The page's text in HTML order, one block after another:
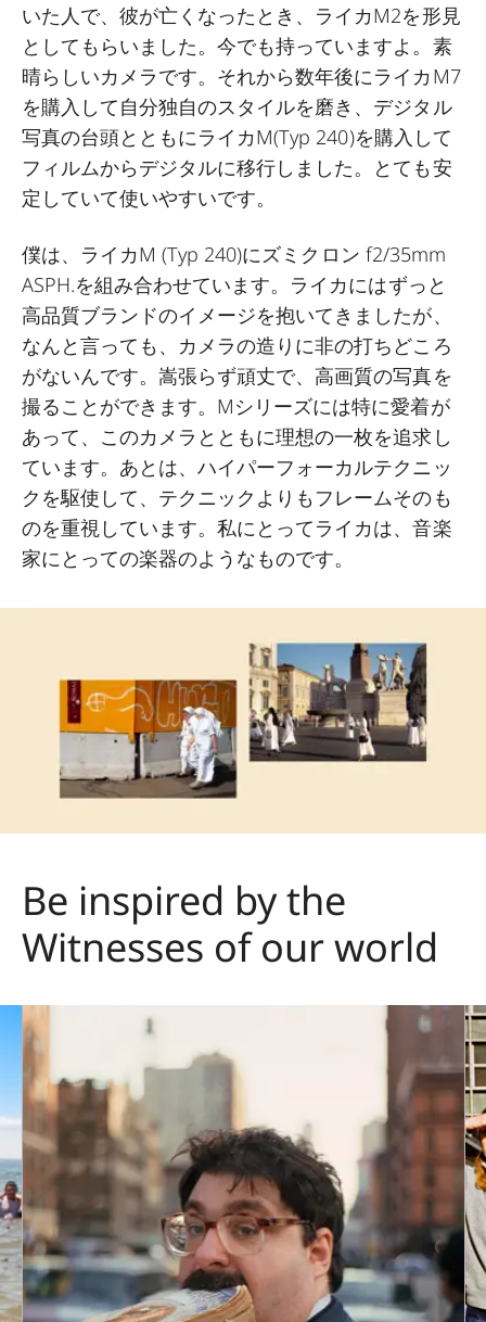
いた人で、彼が亡くなったとき、ライカM2を形見
としてもらいました。今でも持っていますよ。素
晴らしいカメラです。それから数年後にライカM7
を購入して自分独自のスタイルを磨き、デジタル
写真の台頭とともにライカM(Typ 240)を購入して
フィルムからデジタルに移行しました。とても安
定していて使いやすいです。
僕は、ライカM (Typ 240)にズミクロン f2/35mm
ASPH.を組み合わせています。ライカにはずっと
高品質ブランドのイメージを抱いてきましたが、
なんと言っても、カメラの造りに非の打ちどころ
がないんです。嵩張らず頑丈で、高画質の写真を
撮ることができます。Mシリーズには特に愛着が
あって、このカメラとともに理想の一枚を追求し
ています。あとは、ハイパーフォーカルテクニッ
クを駆使して、テクニックよりもフレームそのも
のを重視しています。私にとってライカは、音楽
家にとっての楽器のようなものです。
Be inspired by the
Witnesses of our world